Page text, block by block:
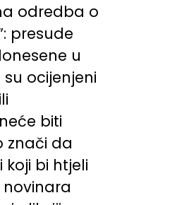
odredba o
presude
u
ocijenjeni
biti
znači da
bi htjeli